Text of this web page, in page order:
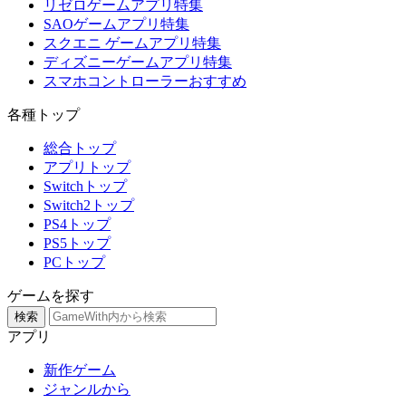
リゼロゲームアプリ特集
SAOゲームアプリ特集
スクエニ ゲームアプリ特集
ディズニーゲームアプリ特集
スマホコントローラーおすすめ
各種トップ
総合トップ
アプリトップ
Switchトップ
Switch2トップ
PS4トップ
PS5トップ
PCトップ
ゲームを探す
検索
アプリ
新作ゲーム
ジャンルから